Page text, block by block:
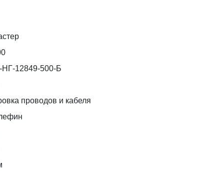
12849-500-Б
проводов и кабеля